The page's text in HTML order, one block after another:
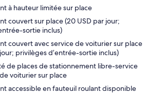
à hauteur limitée sur place
couvert sur place (20 USD par jour;
sortie inclus)
couvert avec service de voiturier sur place
privilèges d’entrée-sortie inclus)
de places de stationnement libre-service
voiturier sur place
accessible en fauteuil roulant disponible